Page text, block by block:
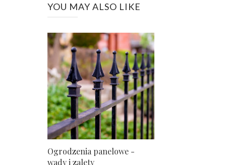
YOU MAY ALSO LIKE
Ogrodzenia panelowe -
wady i zalety